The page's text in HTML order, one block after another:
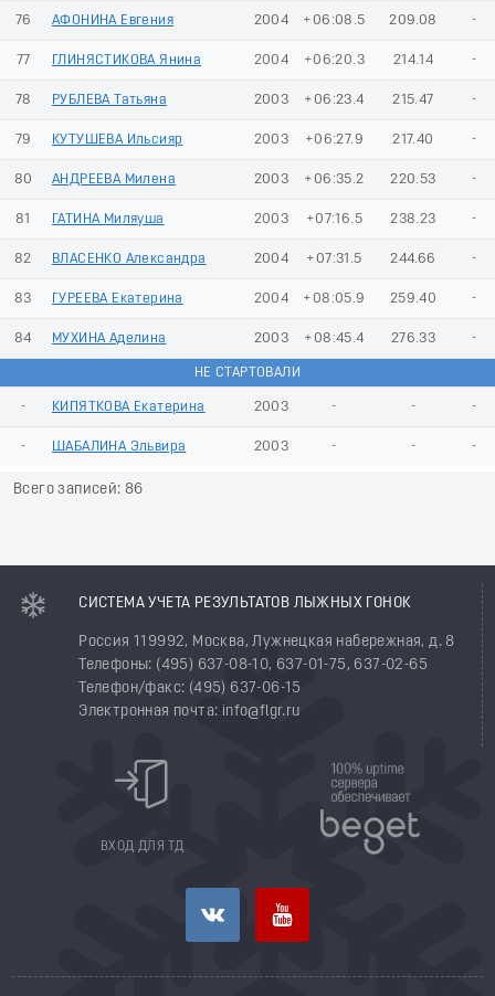
76 АФОНИНА Евгения 2004 +06:08.5 209.08 -
77 ГЛИНЯСТИКОВА Янина 2004 +06:20.3 214.14 -
78 РУБЛЕВА Татьяна 2003 +06:23.4 215.47 -
79 КУТУШЕВА Ильсияр 2003 +06:27.9 217.40 -
80 АНДРЕЕВА Милена 2003 +06:35.2 220.53 -
81 ГАТИНА Миляуша 2003 +07:16.5 238.23 -
82 ВЛАСЕНКО Александра 2004 +07:31.5 244.66 -
83 ГУРЕЕВА Екатерина 2004 +08:05.9 259.40 -
84 МУХИНА Аделина 2003 +08:45.4 276.33 -
НЕ СТАРТОВАЛИ
- КИПЯТКОВА Екатерина 2003 - - -
- ШАБАЛИНА Эльвира 2003 - - -
Всего записей: 86
СИСТЕМА УЧЕТА РЕЗУЛЬТАТОВ ЛЫЖНЫХ ГОНОК
Россия 119992, Москва, Лужнецкая набережная, д. 8
Телефоны: (495) 637-08-10, 637-01-75, 637-02-65
Телефон/факс: (495) 637-06-15
Электронная почта: info@flgr.ru
ВХОД ДЛЯ ТД